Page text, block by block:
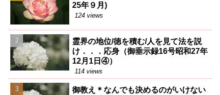
25年９月)
124 views
霊界の地位/徳を積む/人を見て法を説
け．．．応身（御垂示録16号昭和27年
12月1日④）
114 views
御教え＊なんでも決めるのがいけない